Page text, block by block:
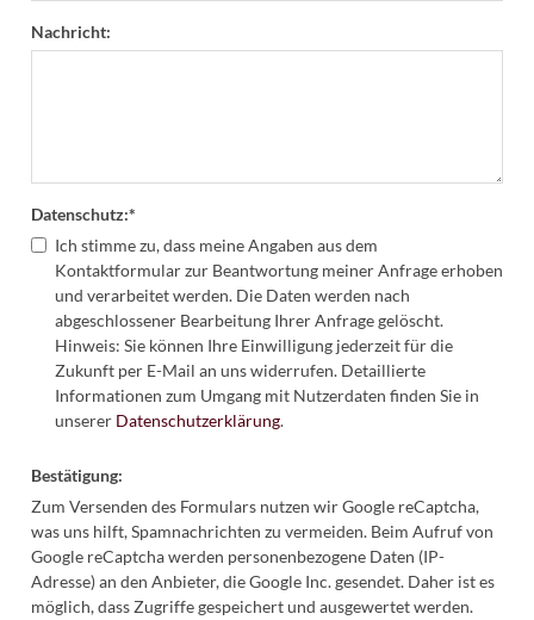
Nachricht:
Datenschutz:*
Ich stimme zu, dass meine Angaben aus dem
Kontaktformular zur Beantwortung meiner Anfrage erhoben
und verarbeitet werden. Die Daten werden nach
abgeschlossener Bearbeitung Ihrer Anfrage gelöscht.
Hinweis: Sie können Ihre Einwilligung jederzeit für die
Zukunft per E-Mail an uns widerrufen. Detaillierte
Informationen zum Umgang mit Nutzerdaten finden Sie in
unserer Datenschutzerklärung.
Bestätigung:
Zum Versenden des Formulars nutzen wir Google reCaptcha,
was uns hilft, Spamnachrichten zu vermeiden. Beim Aufruf von
Google reCaptcha werden personenbezogene Daten (IP-
Adresse) an den Anbieter, die Google Inc. gesendet. Daher ist es
möglich, dass Zugriffe gespeichert und ausgewertet werden.